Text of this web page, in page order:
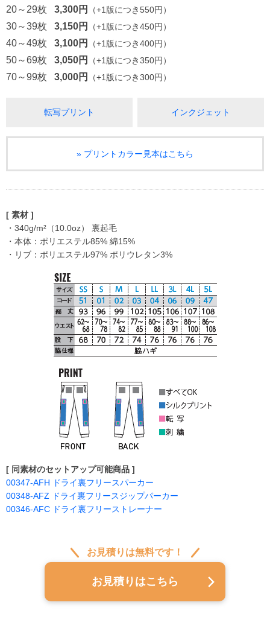
20～29枚
30～39枚
40～49枚
50～69枚
70～99枚
3,300円 （+1版につき550円）
3,150円 （+1版につき450円）
3,100円 （+1版につき400円）
3,050円 （+1版につき350円）
3,000円 （+1版につき300円）
転写プリント インクジェット
» プリントカラー見本はこちら
[ 素材 ]
・340g/m²（10.0oz） 裏起毛
・本体：ポリエステル85% 綿15%
・リブ：ポリエステル97% ポリウレタン3%
[ 同素材のセットアップ可能商品 ]
00347-AFH ドライ裏フリースパーカー
00348-AFZ ドライ裏フリースジップパーカー
00346-AFC ドライ裏フリーストレーナー
お見積りは無料です！
お見積りはこちら